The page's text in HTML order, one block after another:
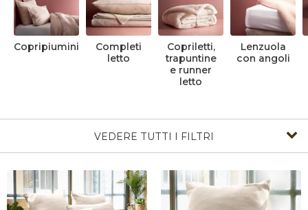
Copripiumini
Completi
letto
Copriletti,
trapuntine
e runner
letto
Lenzuola
con angoli
VEDERE TUTTI I FILTRI